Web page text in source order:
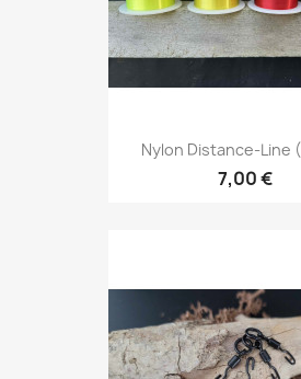
Nylon Distance-Line
7,00 €